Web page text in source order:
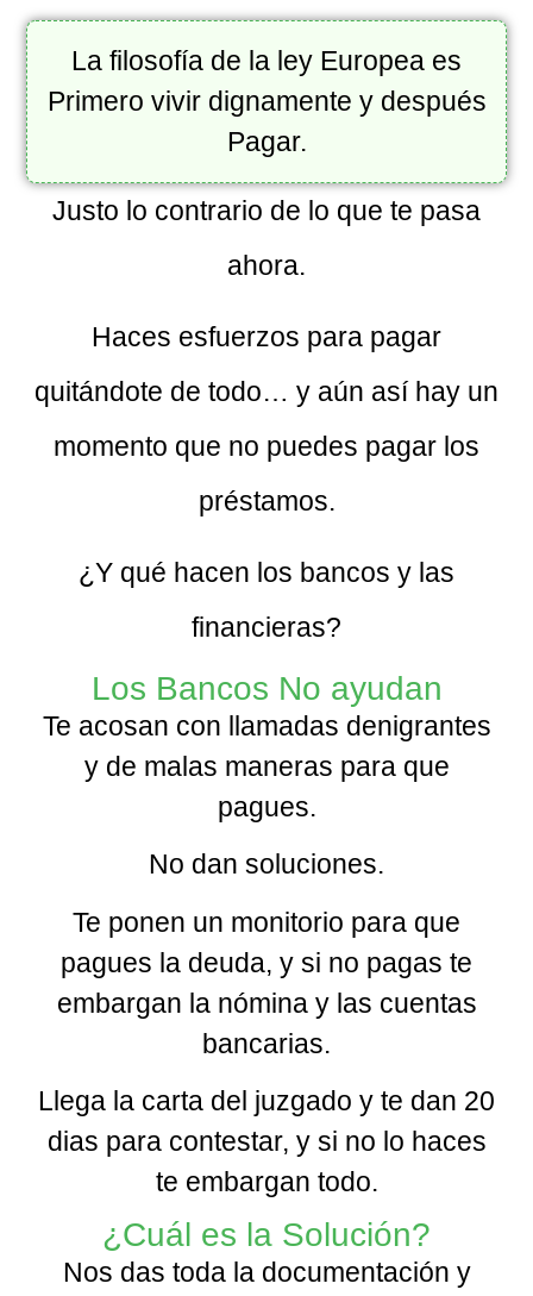
La filosofía de la ley Europea es
Primero vivir dignamente y después
Pagar.
Justo lo contrario de lo que te pasa
ahora.
Haces esfuerzos para pagar
quitándote de todo… y aún así hay un
momento que no puedes pagar los
préstamos.
¿Y qué hacen los bancos y las
financieras?
Los Bancos No ayudan
Te acosan con llamadas denigrantes
y de malas maneras para que
pagues.
No dan soluciones.
Te ponen un monitorio para que
pagues la deuda, y si no pagas te
embargan la nómina y las cuentas
bancarias.
Llega la carta del juzgado y te dan 20
dias para contestar, y si no lo haces
te embargan todo.
¿Cuál es la Solución?
Nos das toda la documentación y